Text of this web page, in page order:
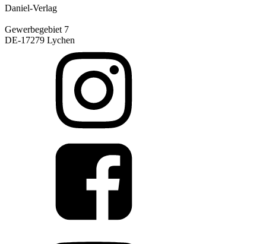
Daniel-Verlag
Gewerbegebiet 7
DE-17279 Lychen